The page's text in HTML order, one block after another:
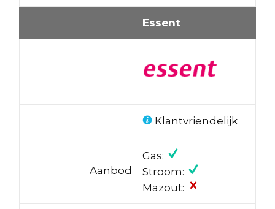
Essent
Klantvriendelijk
Aanbod
Gas:
Stroom:
Mazout: